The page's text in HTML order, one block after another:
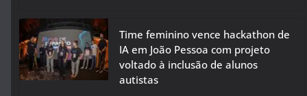
Time feminino vence hackathon de
IA em João Pessoa com projeto
voltado à inclusão de alunos
autistas